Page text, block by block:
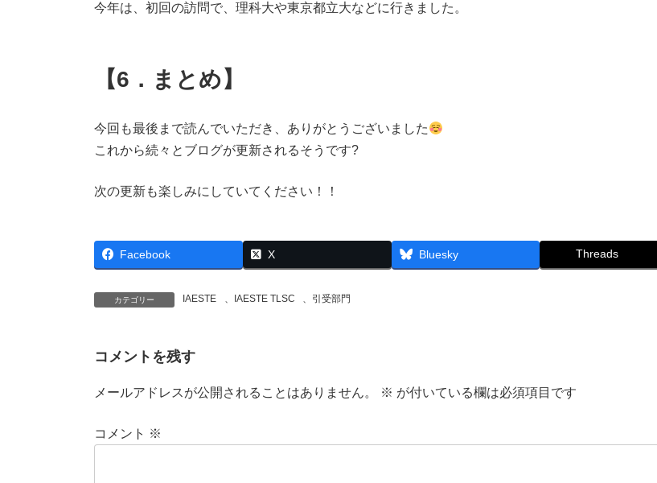
今年は、初回の訪問で、理科大や東京都立大などに行きました。
【6．まとめ】
今回も最後まで読んでいただき、ありがとうございました
これから続々とブログが更新されるそうです?
次の更新も楽しみにしていてください！！
Facebook X Bluesky Threads
カテゴリー IAESTE 、 IAESTE TLSC 、 引受部門
コメントを残す
メールアドレスが公開されることはありません。 ※ が付いている欄は必須項目です
コメント ※